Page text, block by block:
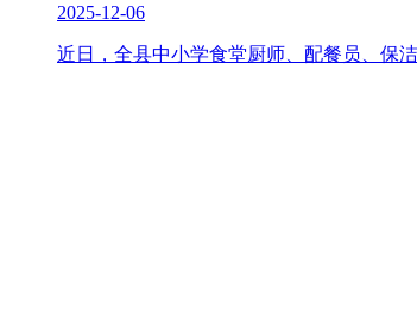
2025-12-06
近日，全县中小学食堂厨师、配餐员、保